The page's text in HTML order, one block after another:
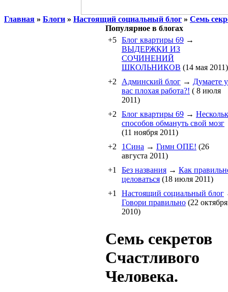
Главная » Блоги » Настоящий социальный блог » Семь
Популярное в блогах
+5 Блог квартиры 69 →
ВЫДЕРЖКИ ИЗ
СОЧИНЕНИЙ
ШКОЛЬНИКОВ (14 мая 2011)
+2
Админский блог → Думаете у
вас плохая работа?! ( 8 июля
2011)
+2
Блог квартиры 69 →
способов обмануть свой мозг
(11 ноября 2011)
+2
1Cина → Гимн ОПЕ! (26
августа 2011)
+1
Без названия → Как
целоваться (18 июля 2011)
+1
Настоящий социальный блог
Говори правильно (22 октября
2010)
Семь секретов
Счастливого
Человека.